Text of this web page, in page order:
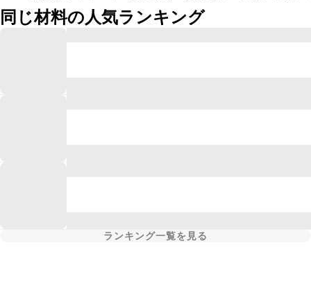
同じ材料の人気ランキング
ランキング一覧を見る